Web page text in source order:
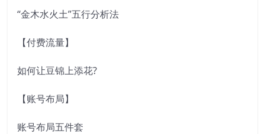
“金木水火土”五行分析法
【付费流量】
如何让豆锦上添花?
【账号布局】
账号布局五件套